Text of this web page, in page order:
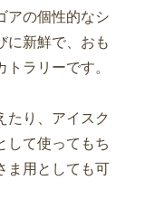
アの個性的なシ
に新鮮で、おも
ラリーです。
たり、アイスク
して使ってもち
ま用としても可